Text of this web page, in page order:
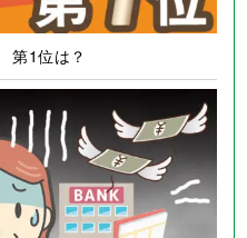
第1位は？